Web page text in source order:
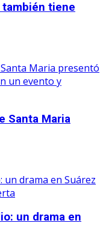
tiene
Santa Maria
un drama en